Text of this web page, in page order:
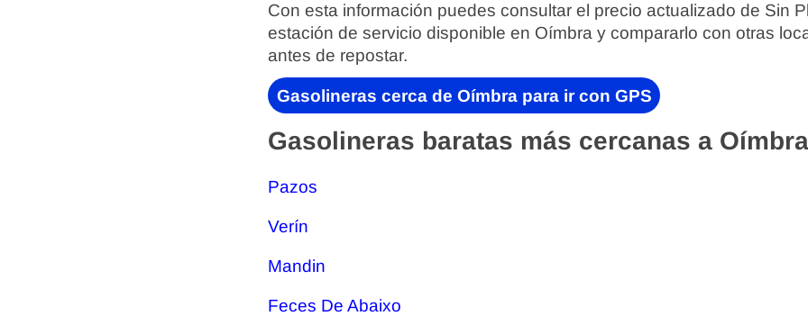
Con esta información puedes consultar el precio actualizado de Sin
estación de servicio disponible en Oímbra y compararlo con otras
antes de repostar.
Gasolineras cerca de Oímbra para ir con GPS
Gasolineras baratas más cercanas a
Pazos
Verín
Mandin
Feces De Abaixo